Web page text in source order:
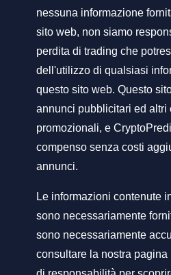
nessuna informazione
sito web, non siamo
perdita di trading che
dell'utilizzo di qualsiasi
questo sito web. Questo
annunci pubblicitari ed altri
promozionali, e
compenso senza costi
annunci.
Le informazioni contenute
sono necessariamente
sono necessariamente
consultare la nostra pagina